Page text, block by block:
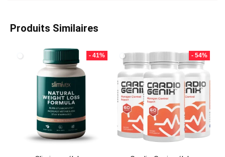
Produits Similaires
- 41% - 54%